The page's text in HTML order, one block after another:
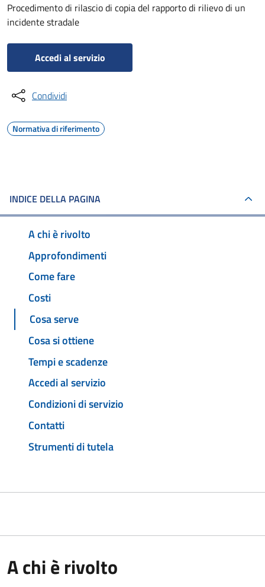
Procedimento di rilascio di copia del rapporto di rilievo di un
incidente stradale
Accedi al servizio
Condividi
Normativa di riferimento
INDICE DELLA PAGINA
A chi è rivolto
Approfondimenti
Come fare
Costi
Cosa serve
Cosa si ottiene
Tempi e scadenze
Accedi al servizio
Condizioni di servizio
Contatti
Strumenti di tutela
A chi è rivolto